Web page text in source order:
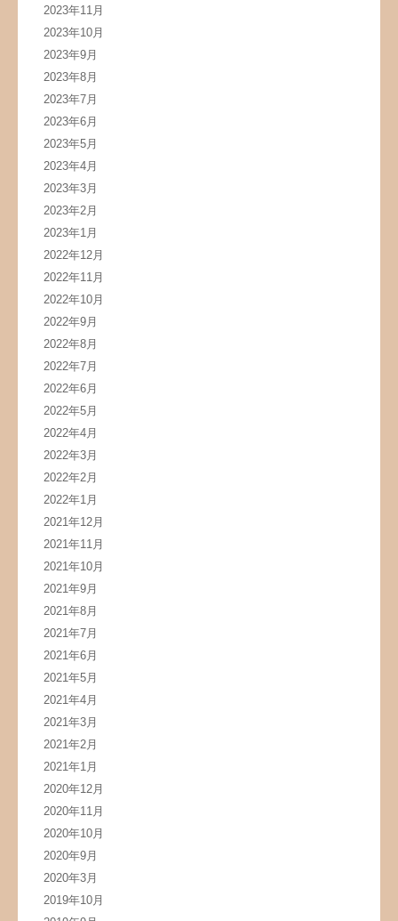
2023年11月
2023年10月
2023年9月
2023年8月
2023年7月
2023年6月
2023年5月
2023年4月
2023年3月
2023年2月
2023年1月
2022年12月
2022年11月
2022年10月
2022年9月
2022年8月
2022年7月
2022年6月
2022年5月
2022年4月
2022年3月
2022年2月
2022年1月
2021年12月
2021年11月
2021年10月
2021年9月
2021年8月
2021年7月
2021年6月
2021年5月
2021年4月
2021年3月
2021年2月
2021年1月
2020年12月
2020年11月
2020年10月
2020年9月
2020年3月
2019年10月